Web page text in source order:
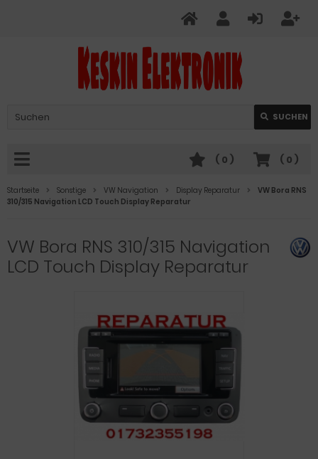
Verwende
die
nach
oben
und
verfügbare
SUCHEN
( 0 )
( 0 )
Startseite Sonstige VW Navigation Display Reparatur
VW Bora RNS
310/315 Navigation LCD Touch Display Reparatur
VW Bora RNS 310/315 Navigation
LCD Touch Display Reparatur